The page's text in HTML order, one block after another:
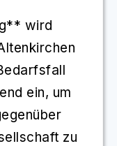
wird
ein, um
zu